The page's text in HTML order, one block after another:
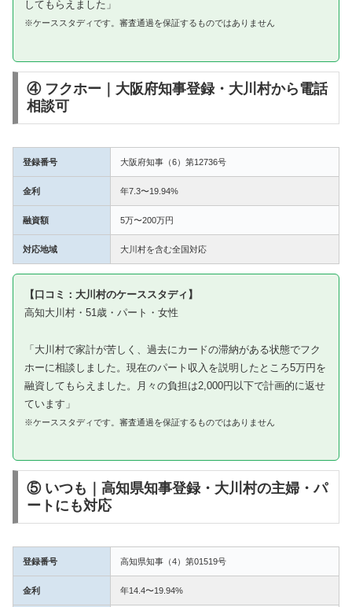
してもらえました」
※ケーススタディです。審査通過を保証するものではありません
④ フクホー｜大阪府知事登録・大川村から電話
相談可
登録番号 大阪府知事（6）第12736号
金利 年7.3〜19.94%
融資額 5万〜200万円
対応地域 大川村を含む全国対応
【口コミ：大川村のケーススタディ】
高知大川村・51歳・パート・女性
「大川村で家計が苦しく、過去にカードの滞納がある状態でフク
ホーに相談しました。現在のパート収入を説明したところ5万円を
融資してもらえました。月々の負担は2,000円以下で計画的に返せ
ています」
※ケーススタディです。審査通過を保証するものではありません
⑤ いつも｜高知県知事登録・大川村の主婦・パ
ートにも対応
登録番号 高知県知事（4）第01519号
金利 年14.4〜19.94%